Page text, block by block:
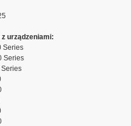
urządzeniami:
Series
Series